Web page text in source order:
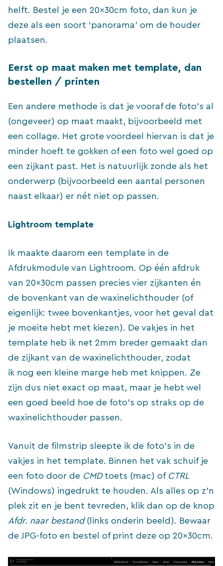
helft. Bestel je een 20x30cm foto, dan kun je
deze als een soort ‘panorama’ om de houder
plaatsen.
Eerst op maat maken met template, dan
bestellen / printen
Een andere methode is dat je vooraf de foto’s al
(ongeveer) op maat maakt, bijvoorbeeld met
een collage. Het grote voordeel hiervan is dat je
minder hoeft te gokken of een foto wel goed op
een zijkant past. Het is natuurlijk zonde als het
onderwerp (bijvoorbeeld een aantal personen
naast elkaar) er nét niet op passen.
Lightroom template
Ik maakte daarom een template in de
Afdrukmodule van Lightroom. Op één afdruk
van 20x30cm passen precies vier zijkanten én
de bovenkant van de waxinelichthouder (of
eigenlijk: twee bovenkantjes, voor het geval dat
je moeite hebt met kiezen). De vakjes in het
template heb ik net 2mm breder gemaakt dan
de zijkant van de waxinelichthouder, zodat
ik nog een kleine marge heb met knippen. Ze
zijn dus niet exact op maat, maar je hebt wel
een goed beeld hoe de foto’s op straks op de
waxinelichthouder passen.
Vanuit de filmstrip sleepte ik de foto’s in de
vakjes in het template. Binnen het vak schuif je
een foto door de CMDtoets (mac) of CTRL
(Windows) ingedrukt te houden. Als alles op z’n
plek zit en je bent tevreden, klik dan op de knop
Afdr. naar bestand(links onderin beeld). Bewaar
de JPG-foto en bestel of print deze op 20x30cm.